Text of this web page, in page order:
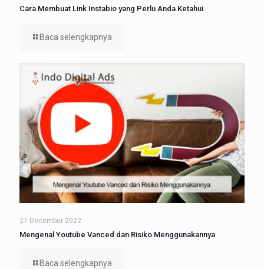
Cara Membuat Link Instabio yang Perlu Anda Ketahui
Baca selengkapnya
27 December 2022
Mengenal Youtube Vanced dan Risiko Menggunakannya
Baca selengkapnya